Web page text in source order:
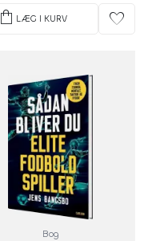
shopping_bag LÆG I KURV favorite
Bog